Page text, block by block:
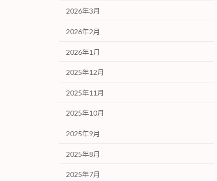
2026年3月
2026年2月
2026年1月
2025年12月
2025年11月
2025年10月
2025年9月
2025年8月
2025年7月